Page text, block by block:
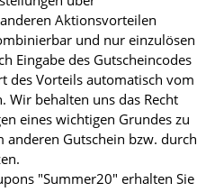
Aktionsvorteilen
und nur einzulösen
Eingabe des Gutscheincodes
des Vorteils automatisch vom
Wir behalten uns das Recht
eines wichtigen Grundes zu
anderen Gutschein bzw. durch
"Summer20" erhalten Sie